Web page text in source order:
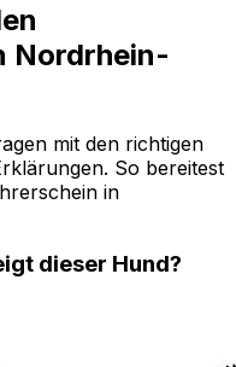
Nordrhein-
mit den richtigen
So bereitest
in
dieser Hund?